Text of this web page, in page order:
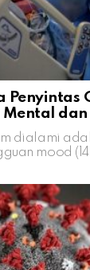
dialami
mood